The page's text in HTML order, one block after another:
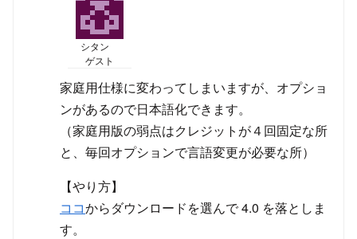
シタン
ゲスト
家庭用仕様に変わってしまいますが、オプショ
ンがあるので日本語化できます。
（家庭用版の弱点はクレジットが４回固定な所
と、毎回オプションで言語変更が必要な所）
【やり方】
ココからダウンロードを選んで 4.0 を落としま
す。